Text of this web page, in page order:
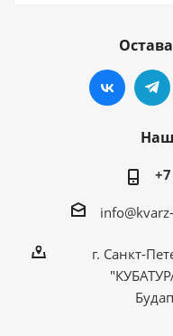
г. Санкт-